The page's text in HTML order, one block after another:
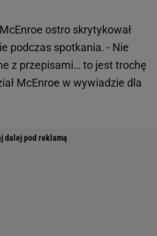
ostro skrytykował
podczas spotkania. - Nie
z przepisami… to jest trochę
McEnroe w wywiadzie dla